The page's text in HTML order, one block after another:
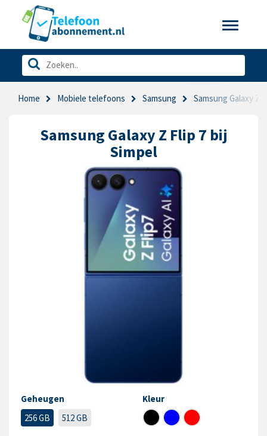
Toggle
Home Mobiele telefoons Samsung Samsung Galaxy Z
Samsung Galaxy Z Flip 7 bij
Simpel
Geheugen
256 GB
512 GB
Kleur